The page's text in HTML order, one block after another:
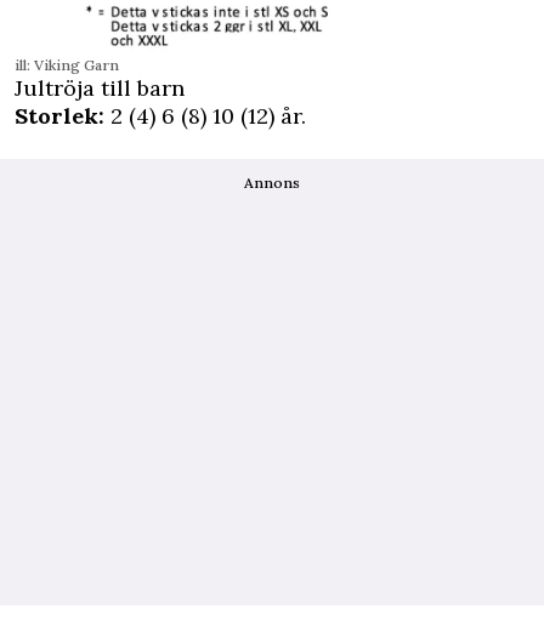
ill: Viking Garn
Jultröja till barn
Storlek: 2 (4) 6 (8) 10 (12) år.
Annons